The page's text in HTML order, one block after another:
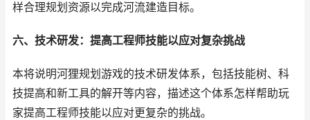
样合理规划资源以完成河流建造目标。
六、技术研发：提高工程师技能以应对复杂挑战
本将说明河狸规划游戏的技术研发体系，包括技能树、科
技提高和新工具的解开等内容，描述这个体系怎样帮助玩
家提高工程师技能以应对更复杂的挑战。